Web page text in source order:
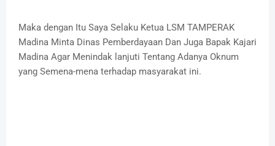
Maka dengan Itu Saya Selaku Ketua LSM TAMPERAK
Madina Minta Dinas Pemberdayaan Dan Juga Bapak Kajari
Madina Agar Menindak lanjuti Tentang Adanya Oknum
yang Semena-mena terhadap masyarakat ini.